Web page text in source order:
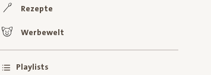
Rezepte
Werbewelt
Playlists